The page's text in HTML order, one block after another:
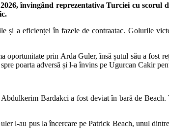
învingând reprezentativa Turciei cu scorul
și a eficienței în fazele de contraatac. Golurile
prin Arda Guler, însă șutul său a fost
poarta adversă și l-a învins pe Ugurcan Cakir
Bardakci a fost deviat în bară de
l-au pus la încercare pe Patrick Beach, unul